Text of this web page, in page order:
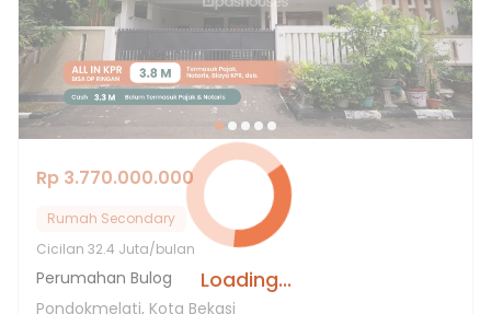
Loading...
Rp 3.770.000.000
Rumah Secondary
Cicilan 32.4 Juta/bulan
Perumahan Bulog
Pondokmelati, Kota Bekasi